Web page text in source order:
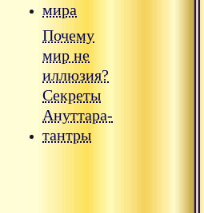
мира
Почему
мир не
иллюзия?
Секреты
Ануттара-
тантры